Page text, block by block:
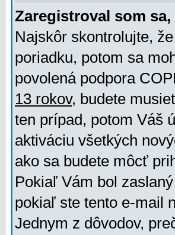
Zaregistroval som
Najskôr skontrolujte,
poriadku, potom sa
povolená podpora
13 rokov, budete
ten prípad, potom Váš
aktiváciu všetkých
ako sa budete môcť
Pokiaľ Vám bol
pokiaľ ste tento e-mail
Jednym z dôvodov,